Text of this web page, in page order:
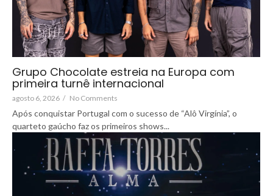
Grupo Chocolate estreia na Europa com
primeira turnê internacional
agosto 6, 2026 / No Comments
Após conquistar Portugal com o sucesso de “Alô Virgínia”, o
quarteto gaúcho faz os primeiros shows...